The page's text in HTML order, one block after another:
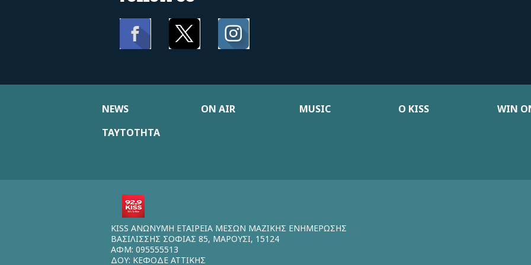
NEWS ON AIR MUSIC Ο KISS WIN
ΤΑΥΤΟΤΗΤΑ
KISS ΑΝΩΝΥΜΗ ΕΤΑΙΡΕΙΑ ΜΕΣΩΝ ΜΑΖΙΚΗΣ ΕΝΗΜΕΡΩΣΗΣ
ΒΑΣΙΛΙΣΣΗΣ ΣΟΦΙΑΣ 85, ΜΑΡΟΥΣΙ, 15124
ΑΦΜ: 095555513
ΔΟΥ: ΚΕΦΟΔΕ ΑΤΤΙΚΗΣ